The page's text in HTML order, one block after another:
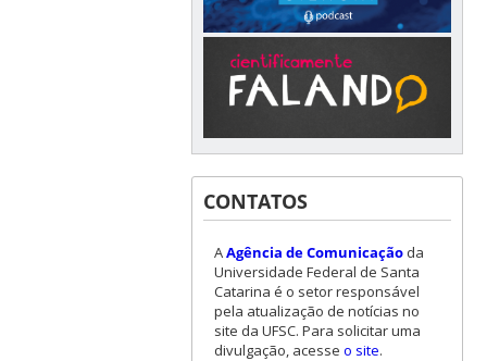
CONTATOS
AAgência de Comunicaçãoda
Universidade Federal de Santa
Catarina é o setor responsável
pela atualização de notícias no
site da UFSC. Para solicitar uma
divulgação, acesse o site.